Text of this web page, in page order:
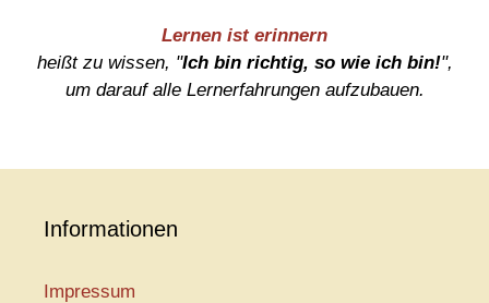
Lernen ist erinnern
heißt zu wissen, "Ich bin richtig, so wie ich bin!",
um darauf alle Lernerfahrungen aufzubauen.
Informationen
Impressum